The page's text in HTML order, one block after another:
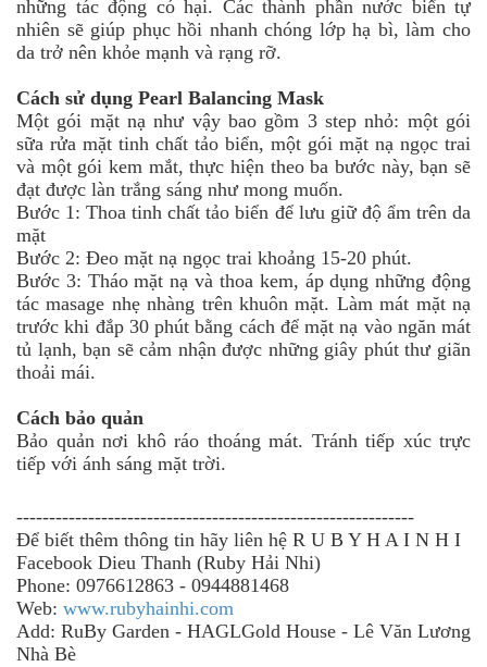
những tác động có hại. Các thành phần nước biển tự
nhiên sẽ giúp phục hồi nhanh chóng lớp hạ bì, làm cho
da trở nên khỏe mạnh và rạng rỡ.
Cách sử dụng Pearl Balancing Mask
Một gói mặt nạ như vậy bao gồm 3 step nhỏ: một gói
sữa rửa mặt tinh chất tảo biển, một gói mặt nạ ngọc trai
và một gói kem mắt, thực hiện theo ba bước này, bạn sẽ
đạt được làn trắng sáng như mong muốn.
Bước 1: Thoa tinh chất tảo biển để lưu giữ độ ẩm trên da
mặt
Bước 2: Đeo mặt nạ ngọc trai khoảng 15-20 phút.
Bước 3: Tháo mặt nạ và thoa kem, áp dụng những động
tác masage nhẹ nhàng trên khuôn mặt. Làm mát mặt nạ
trước khi đắp 30 phút bằng cách để mặt nạ vào ngăn mát
tủ lạnh, bạn sẽ cảm nhận được những giây phút thư giãn
thoải mái.
Cách bảo quản
Bảo quản nơi khô ráo thoáng mát. Tránh tiếp xúc trực
tiếp với ánh sáng mặt trời.
-------------------------------------------------------------
Để biết thêm thông tin hãy liên hệ R U B Y H A I N H I
Facebook Dieu Thanh (Ruby Hải Nhi)
Phone: 0976612863 - 0944881468
Web: www.rubyhainhi.com
Add: RuBy Garden - HAGLGold House - Lê Văn Lương
Nhà Bè